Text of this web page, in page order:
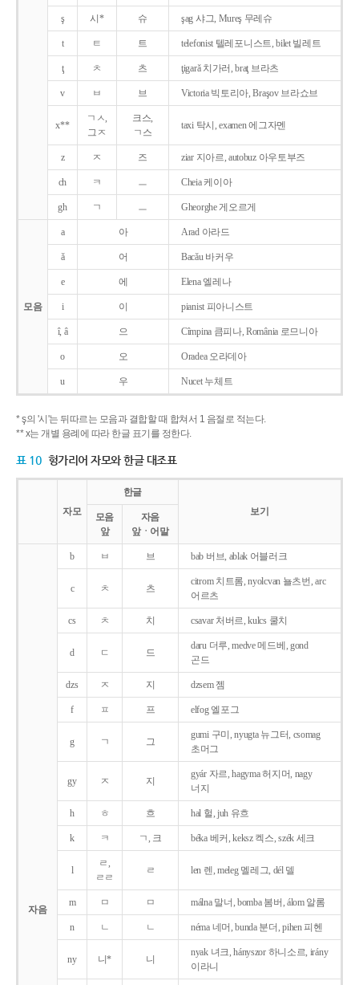
ş 시* 슈 şag 샤그, Mureş 무레슈
t ㅌ 트 telefonist 텔레포니스트, bilet 빌레트
ţ ㅊ 츠 ţigarǎ 치가러, braţ 브라츠
v ㅂ 브 Victoria 빅토리아, Braşov 브라쇼브
x**
ㄱㅅ,
그ㅈ
크스,
ㄱ스
taxi 탁시, examen 에그자멘
z ㅈ 즈 ziar 지아르, autobuz 아우토부즈
ch ㅋ ㅡ Cheia 케이아
gh ㄱ ㅡ Gheorghe 게오르게
모음
a 아 Arad 아라드
ǎ 어 Bacǎu 바커우
e 에 Elena 엘레나
i 이 pianist 피아니스트
î, â 으 Cîmpina 큼피나, România 로므니아
o 오 Oradea 오라데아
u 우 Nucet 누체트
* ş의 '시'는 뒤따르는 모음과 결합할 때 합쳐서 1 음절로 적는다.
** x는 개별 용례에 따라 한글 표기를 정한다.
표 10 헝가리어 자모와 한글 대조표
자모
한글
보기
모음
앞
자음
앞ㆍ어말
자음
b ㅂ 브 bab 버브, ablak 어블러크
c ㅊ 츠
citrom 치트롬, nyolcvan 뇰츠번, arc
어르츠
cs ㅊ 치 csavar 처버르, kulcs 쿨치
d ㄷ 드
daru 더루, medve 메드베, gond
곤드
dzs ㅈ 지 dzsem 젬
f ㅍ 프 elfog 엘포그
g ㄱ 그
gumi 구미, nyugta 뉴그터, csomag
초머그
gy ㅈ 지
gyár 자르, hagyma 허지머, nagy
너지
h ㅎ 흐 hal 헐, juh 유흐
k ㅋ ㄱ, 크 béka 베커, keksz 켁스, szék 세크
l
ㄹ,
ㄹㄹ
ㄹ len 렌, meleg 멜레그, dél 델
m ㅁ ㅁ málna 말너, bomba 봄버, álom 알롬
n ㄴ ㄴ néma 네머, bunda 분더, pihen 피헨
ny 니* 니
nyak 녀크, hányszor 하니소르, irány
이라니